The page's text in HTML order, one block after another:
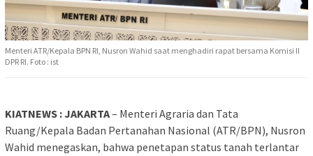
Menteri ATR/Kepala BPN RI, Nusron Wahid saat menghadiri rapat bersama Komisi II
DPR RI. Foto : ist
KIATNEWS : JAKARTA– Menteri Agraria dan Tata
Ruang/Kepala Badan Pertanahan Nasional (ATR/BPN), Nusron
Wahid menegaskan, bahwa penetapan status tanah terlantar